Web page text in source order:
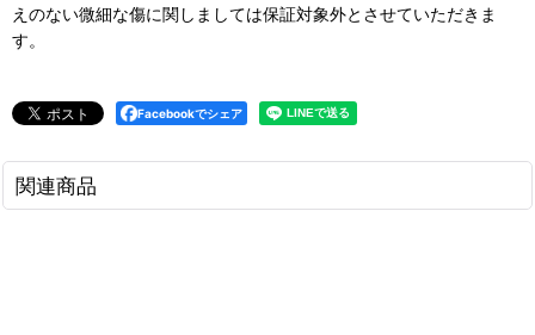
えのない微細な傷に関しましては保証対象外とさせていただきま
す。
Facebookでシェア
関連商品